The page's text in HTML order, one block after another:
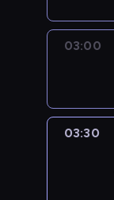
03:00
03:30